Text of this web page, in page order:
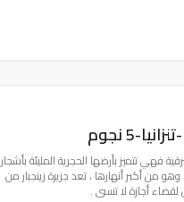
5 نجوم
فهي تتميز بأرضها الحجرية المليئة بأشجار
من أكبر أنهارها ، تعد جزيرة زينجبار من
لقضاء أجازة لا تنسى .